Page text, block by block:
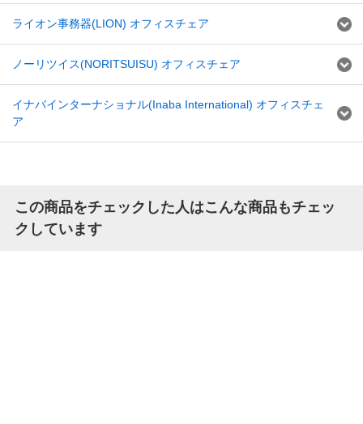
ライオン事務器(LION) オフィスチェア
ノーリツイス(NORITSUISU) オフィスチェア
イナバインターナショナル(Inaba International) オフィスチェ
ア
この商品をチェックした人はこんな商品もチェッ
クしています